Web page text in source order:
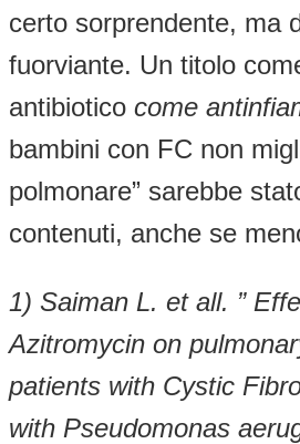
certo sorprendente, ma
fuorviante. Un titolo
antibiotico come
bambini con FC non
polmonare” sarebbe
contenuti, anche se
1) Saiman L. et all. ”
Azitromycin on
patients with Cystic
with Pseudomonas